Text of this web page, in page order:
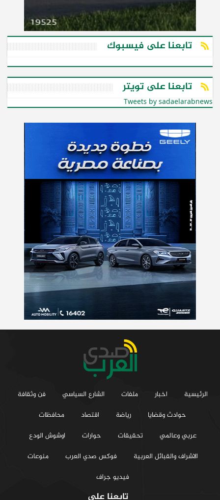
تابعنا على فيسبوك
تابعنا على تويتر
Tweets by sadaelarabnews
الرئيسية اخبار ملفات الشارع السياسي
فن وثقافة
حوادث وقضايا
رياضة اقتصاد
محافظات
عربي وعالمي
تحقيقات حوارات
اوشوش الودع
الاشراف والقبائل العربية
فوكس صدي العرب
منوعات
فيديو جراف